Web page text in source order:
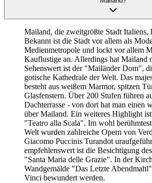
Mailand, die zweitgrößte Stadt Italiens,
Bekannt ist die Stadt vor allem als
Medienmetropole und lockt vor allem
Kauflustige an. Allerdings hat Mailand
Sehenswert ist der "Mailänder Dom",
gotische Kathedrale der Welt. Das
besteht aus weißem Marmor, spitzen
Glasfenstern. Über 200 Stufen führen
Dachterrasse - von dort hat man einen
über Mailand. Ein weiteres Highlight ist
"Teatro alla Scala". Im wohl
Welt wurden zahlreiche Opern von
Giacomo Puccinis Turandot
empfehlenswert ist die Besichtigung
"Santa Maria delle Grazie". In der
Wandgemälde "Das Letzte
Vinci bewundert werden.